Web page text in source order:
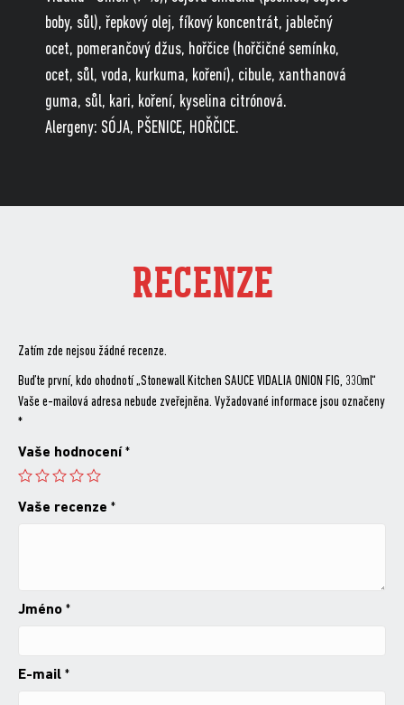
boby, sůl), řepkový olej, fíkový koncentrát, jablečný
ocet, pomerančový džus, hořčice (hořčičné semínko,
ocet, sůl, voda, kurkuma, koření), cibule, xanthanová
guma, sůl, kari, koření, kyselina citrónová.
Alergeny: SÓJA, PŠENICE, HOŘČICE.
RECENZE
Zatím zde nejsou žádné recenze.
Buďte první, kdo ohodnotí „Stonewall Kitchen SAUCE VIDALIA ONION FIG, 330ml“
Vaše e-mailová adresa nebude zveřejněna. Vyžadované informace jsou označeny
*
Vaše hodnocení *
Vaše recenze *
Jméno *
E-mail *